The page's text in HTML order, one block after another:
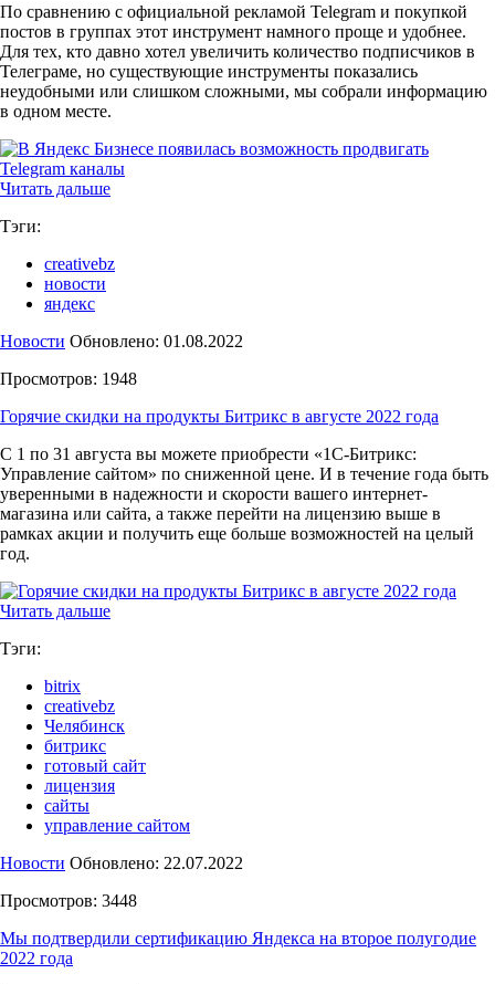
По сравнению с официальной рекламой Telegram и покупкой
постов в группах этот инструмент намного проще и удобнее.
Для тех, кто давно хотел увеличить количество подписчиков в
Телеграме, но существующие инструменты показались
неудобными или слишком сложными, мы собрали информацию
в одном месте.
Читать дальше
Тэги:
creativebz
новости
яндекс
Новости Обновлено: 01.08.2022
Просмотров: 1948
Горячие скидки на продукты Битрикс в августе 2022 года
С 1 по 31 августа вы можете приобрести «1С-Битрикс:
Управление сайтом» по сниженной цене. И в течение года быть
уверенными в надежности и скорости вашего интернет-
магазина или сайта, а также перейти на лицензию выше в
рамках акции и получить еще больше возможностей на целый
год.
Читать дальше
Тэги:
bitrix
creativebz
Челябинск
битрикс
готовый сайт
лицензия
сайты
управление сайтом
Новости Обновлено: 22.07.2022
Просмотров: 3448
Мы подтвердили сертификацию Яндекса на второе полугодие
2022 года